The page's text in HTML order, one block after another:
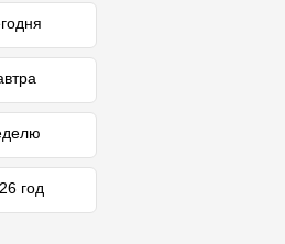
год